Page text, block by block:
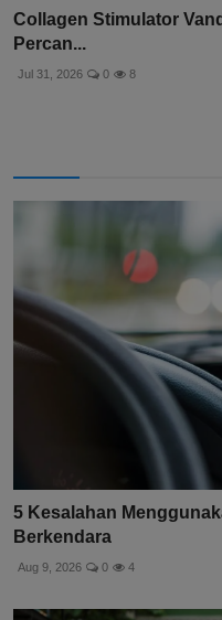
Collagen Stimulator
Percan...
Jul 31, 2026 0 8
5 Kesalahan
Berkendara
Aug 9, 2026 0 4